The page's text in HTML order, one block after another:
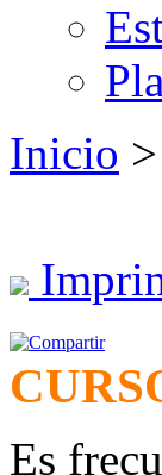
Inicio >
Es